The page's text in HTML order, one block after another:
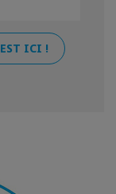
ICI !